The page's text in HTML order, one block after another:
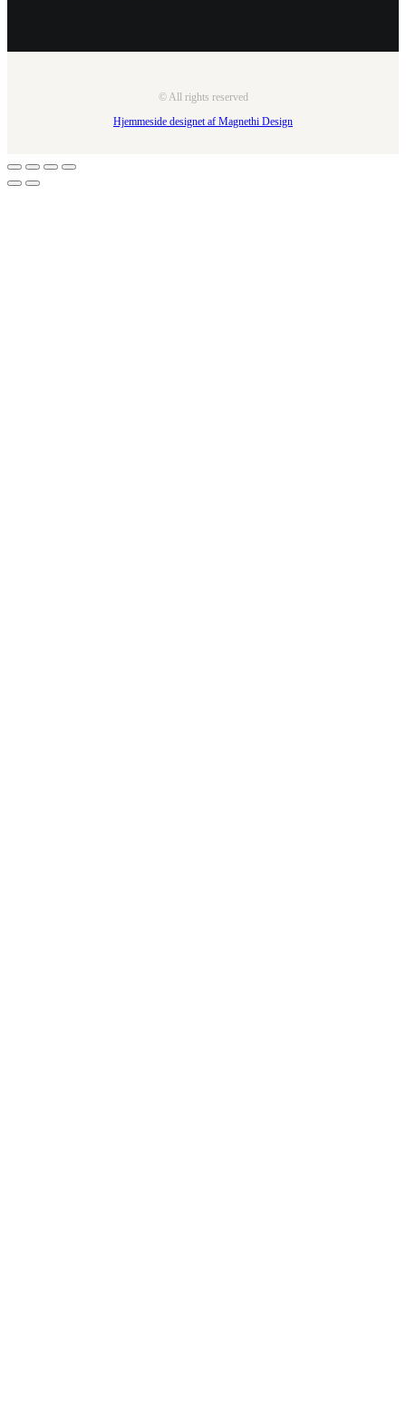
© All rights reserved
Hjemmeside designet af Magnethi Design